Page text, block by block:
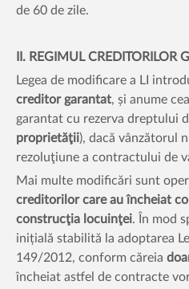
de 60 de zile.
II. REGIMUL CREDITORILOR
Legea de modificare a LI
creditor garantat, și anume
garantat cu rezerva dreptului
proprietăţii), dacă vânzătorul
rezoluţiune a contractului de
Mai multe modificări sunt
creditorilor care au încheiat
construcţia locuinţei. În mod
inițială stabilită la adoptarea
149/2012, conform căreia
încheiat astfel de contracte